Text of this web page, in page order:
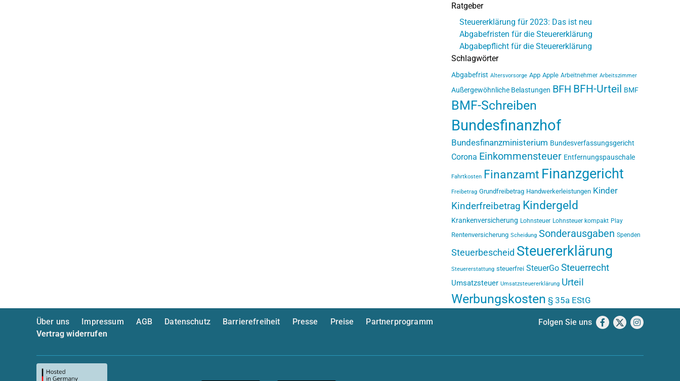
Ratgeber
Steuererklärung für 2023: Das ist neu
Abgabefristen für die Steuererklärung
Abgabepflicht für die Steuererklärung
Schlagwörter
Abgabefrist Altersvorsorge App Apple Arbeitnehmer Arbeitszimmer
Außergewöhnliche Belastungen BFH BFH-Urteil BMF
BMF-Schreiben
Bundesfinanzhof
Bundesfinanzministerium Bundesverfassungsgericht
Corona Einkommensteuer Entfernungspauschale
Fahrtkosten Finanzamt Finanzgericht
Freibetrag Grundfreibetrag Handwerkerleistungen Kinder
Kinderfreibetrag Kindergeld
Krankenversicherung Lohnsteuer Lohnsteuer kompakt Play
Rentenversicherung Scheidung Sonderausgaben Spenden
Steuerbescheid Steuererklärung
Steuererstattung steuerfrei SteuerGo Steuerrecht
Umsatzsteuer Umsatzsteuererklärung Urteil
Werbungskosten § 35a EStG
Über uns Impressum AGB Datenschutz Barrierefreiheit Presse Preise
Partnerprogramm
Vertrag widerrufen
Folgen Sie uns Facebook
X Instagram